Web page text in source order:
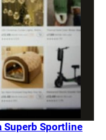
Superb Sportline